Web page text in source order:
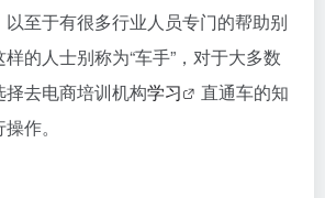
至于有很多行业人员专门的帮助别
的人士别称为“车手”，对于大多数
去电商培训机构学习
直通车的知
作。